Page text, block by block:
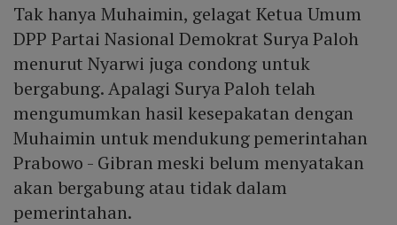
Tak hanya Muhaimin, gelagat Ketua Umum
DPP Partai Nasional Demokrat Surya Paloh
menurut Nyarwi juga condong untuk
bergabung. Apalagi Surya Paloh telah
mengumumkan hasil kesepakatan dengan
Muhaimin untuk mendukung pemerintahan
Prabowo - Gibran meski belum menyatakan
akan bergabung atau tidak dalam
pemerintahan.